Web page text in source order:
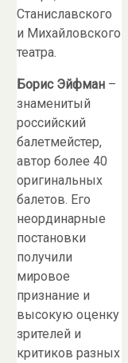
Станиславского
и Михайловского
театра.
Борис Эйфман –
знаменитый
российский
балетмейстер,
автор более 40
оригинальных
балетов. Его
неординарные
постановки
получили
мировое
признание и
высокую оценку
зрителей и
критиков разных